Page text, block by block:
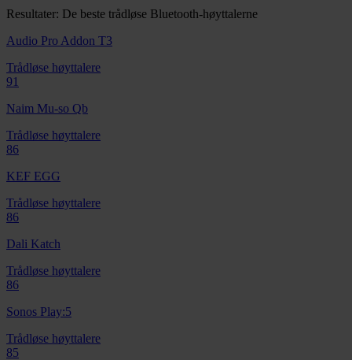
Resultater: De beste trådløse Bluetooth-høyttalerne
Audio Pro Addon T3
Trådløse høyttalere
91
Naim Mu-so Qb
Trådløse høyttalere
86
KEF EGG
Trådløse høyttalere
86
Dali Katch
Trådløse høyttalere
86
Sonos Play:5
Trådløse høyttalere
85